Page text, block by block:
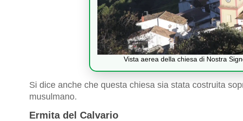
Vista aerea della chiesa di Nostra
Si dice anche che questa chiesa sia stata costruita
musulmano.
Ermita del Calvario